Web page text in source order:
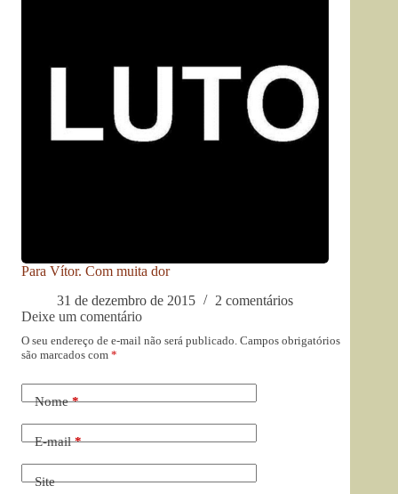
Para Vítor. Com muita dor
31 de dezembro de 2015
2 comentários
Deixe um comentário
O seu endereço de e-mail não será publicado. Campos obrigatórios
são marcados com *
Nome*
E-mail*
Site